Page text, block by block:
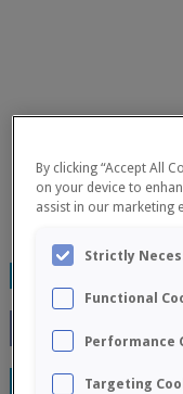
RELATED POSTS
By clicking “Accept All
on your device to
assist in our marketing
Strictly
Functional
Performance
Targeting